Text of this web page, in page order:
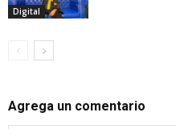
Digital
Agrega un comentario